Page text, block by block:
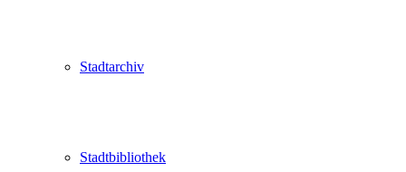
Stadtarchiv
Stadtbibliothek